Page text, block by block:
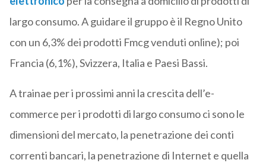
largo consumo. A guidare il gruppo è il Regno Unito
con un 6,3% dei prodotti Fmcg venduti online); poi
Francia (6,1%), Svizzera, Italia e Paesi Bassi.
A trainae per i prossimi anni la crescita dell’e-
commerce per i prodotti di largo consumo ci sono le
dimensioni del mercato, la penetrazione dei conti
correnti bancari, la penetrazione di Internet e quella